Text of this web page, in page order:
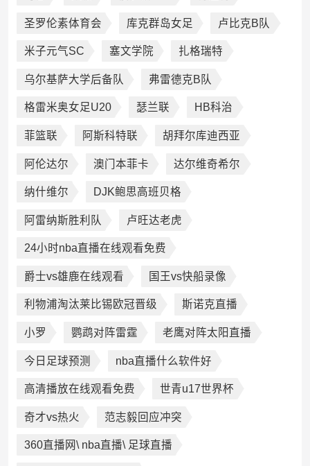
圣罗伦素体育会 库克群岛女足 卢比克B队
米子元气SC 塞文学院 扎格瑞特
乌尔基萨大学后备队 弗雷德克B队
格雷米奥女足U20 瑟兰联 HB科治
菲篮联 阿斯科特联 胡拜尔库迪西亚
阿伦达尔 澳门本菲卡 达尔维奇希尔
纳什维尔 DJK鲍思高班贝格
阿雷纳斯胜利队 卢旺达老虎
24小时nba直播在线观看免费
爵士vs雄鹿在线观看 国王vs快船录像
利物浦淘汰莱比锡欧冠晋级 斯诺克直播
小罗 鹦鹉对阵雷霆 老鹰对阵太阳直播
今日足球预测 nba直播什么软件好
高清播放在线观看免费 世青u17世界杯
奇才vs热火 范志毅回应冲突
360直播网\ nba直播\ 足球直播